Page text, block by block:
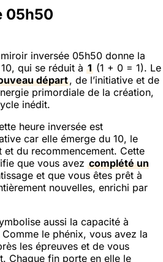
05h50
inversée 05h50 donne la
qui se réduit à 1 (1 + 0 = 1). Le
départ, de l’initiative et de
primordiale de la création,
inédit.
heure inversée est
car elle émerge du 10, le
et du recommencement. Cette
que vous avez complété un
et que vous êtes prêt à
nouvelles, enrichi par
aussi la capacité à
le phénix, vous avez la
les épreuves et de vous
Chaque fin porte en elle le